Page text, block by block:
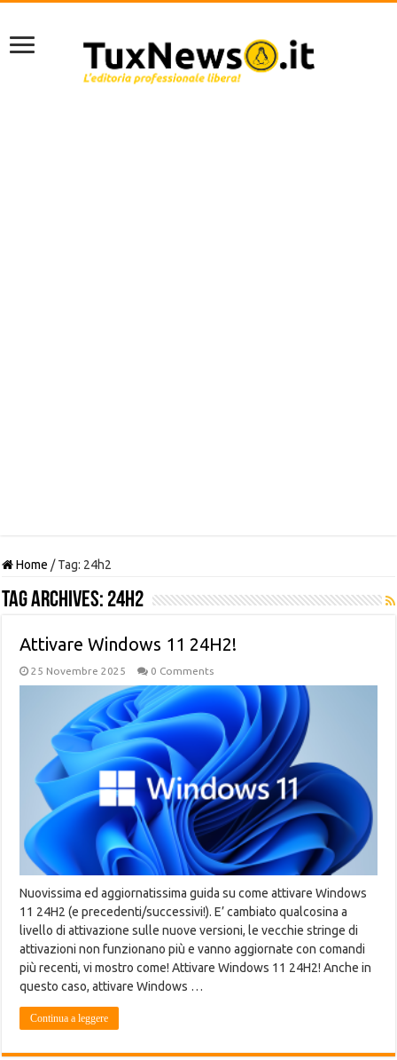
Home / Tag: 24h2
Tag Archives: 24h2
Attivare Windows 11 24H2!
25 Novembre 2025 0 Comments
Nuovissima ed aggiornatissima guida su come attivare Windows
11 24H2 (e precedenti/successivi!). E’ cambiato qualcosina a
livello di attivazione sulle nuove versioni, le vecchie stringe di
attivazioni non funzionano più e vanno aggiornate con comandi
più recenti, vi mostro come! Attivare Windows 11 24H2! Anche in
questo caso, attivare Windows …
Continua a leggere